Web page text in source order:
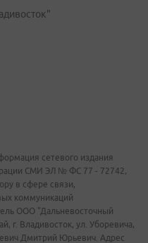
сетевого издания
СМИ ЭЛ № ФС 77 - 72742,
в сфере связи,
коммуникаций
ООО "Дальневосточный
г. Владивосток, ул. Уборевича,
Дмитрий Юрьевич. Адрес